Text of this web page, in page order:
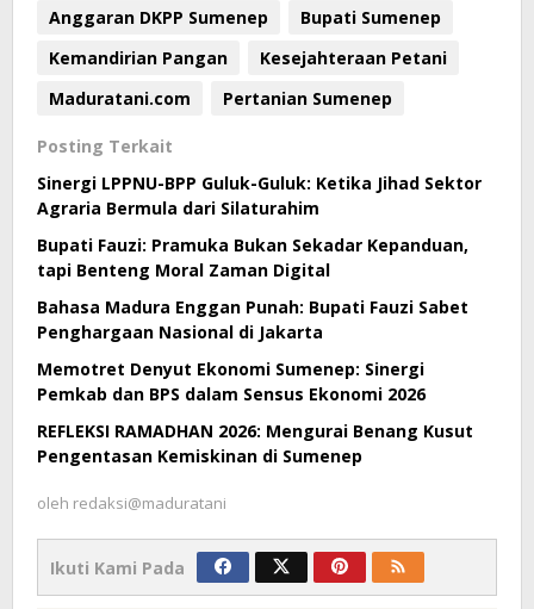
Anggaran DKPP Sumenep
Bupati Sumenep
Kemandirian Pangan
Kesejahteraan Petani
Maduratani.com
Pertanian Sumenep
Posting Terkait
Sinergi LPPNU-BPP Guluk-Guluk: Ketika Jihad Sektor
Agraria Bermula dari Silaturahim
Bupati Fauzi: Pramuka Bukan Sekadar Kepanduan,
tapi Benteng Moral Zaman Digital
Bahasa Madura Enggan Punah: Bupati Fauzi Sabet
Penghargaan Nasional di Jakarta
Memotret Denyut Ekonomi Sumenep: Sinergi
Pemkab dan BPS dalam Sensus Ekonomi 2026
REFLEKSI RAMADHAN 2026: Mengurai Benang Kusut
Pengentasan Kemiskinan di Sumenep
oleh redaksi@maduratani
Ikuti Kami Pada